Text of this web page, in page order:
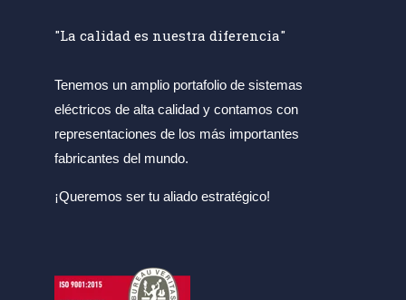
"La calidad es nuestra diferencia"
Tenemos un amplio portafolio de sistemas
eléctricos de alta calidad y contamos con
representaciones de los más importantes
fabricantes del mundo.
¡Queremos ser tu aliado estratégico!